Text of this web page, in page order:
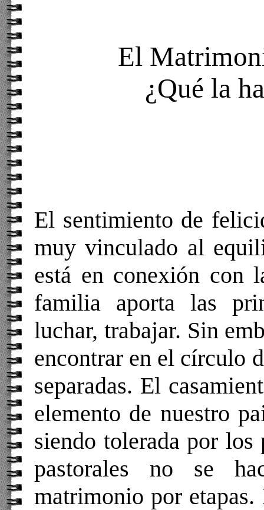
El
¿Qué la
El sentimiento de
muy vinculado al
está en conexión con
familia aporta las
luchar, trabajar. Sin
encontrar en el círculo
separadas. El
elemento de nuestro
siendo tolerada por los
pastorales no se
matrimonio por